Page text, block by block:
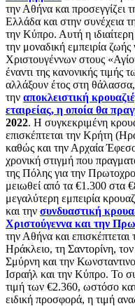
την Αθήνα και προσεγγίζει
Ελλάδα και στην συνέχεια
την Κύπρο. Αυτή η
την μοναδική εμπειρία
Χριστουγέννων στους
έναντι της κανονικής
αλλάξουν έτος στη
την αποκλειστική
εταιρείας, η οποία θα
2022. Η συγκεκριμένη
επισκέπτεται την Κρήτη
καθώς και την Αρχαία
χρονική στιγμή που
της Πόλης για την
μειωθεί από τα €1.300 στα
μεγαλύτερη εμπειρία
και την συνδυαστική
Χριστούγεννα και την
την Αθήνα και
Ηράκλειο, τη Σαντορίνη,
Σμύρνη και την
Ισραήλ και την Κύπρο. Το
τιμή των €2.360, ωστόσο
ειδική προσφορά, η τιμή